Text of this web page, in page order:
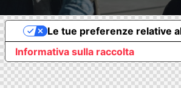
Informativa sulla raccolta
Le tue preferenze relative